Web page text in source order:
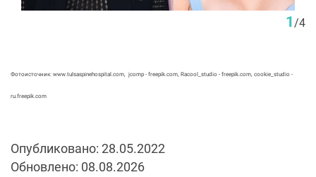
1 /4
Фотоисточник: www.tulsaspinehospital.com, jcomp - freepik.com, Racool_studio - freepik.com, cookie_studio -
ru.freepik.com
Опубликовано: 28.05.2022
Обновлено: 08.08.2026